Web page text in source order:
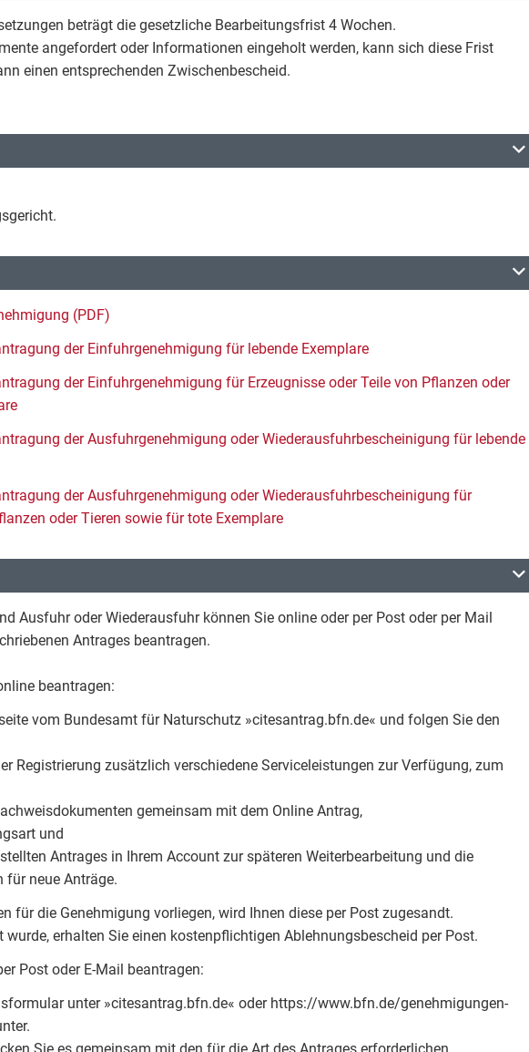
beträgt die gesetzliche Bearbeitungsfrist 4 Wochen.
angefordert oder Informationen eingeholt werden, kann sich diese Frist
einen entsprechenden Zwischenbescheid.
(PDF)
der Einfuhrgenehmigung für lebende Exemplare
der Einfuhrgenehmigung für Erzeugnisse oder Teile von Pflanzen oder
der Ausfuhrgenehmigung oder Wiederausfuhrbescheinigung für lebende
der Ausfuhrgenehmigung oder Wiederausfuhrbescheinigung für
oder Tieren sowie für tote Exemplare
Ausfuhr oder Wiederausfuhr können Sie online oder per Post oder per Mail
Antrages beantragen.
beantragen:
vom Bundesamt für Naturschutz »citesantrag.bfn.de« und folgen Sie den
Registrierung zusätzlich verschiedene Serviceleistungen zur Verfügung, zum
gemeinsam mit dem Online Antrag,
und
Antrages in Ihrem Account zur späteren Weiterbearbeitung und die
für neue Anträge.
für die Genehmigung vorliegen, wird Ihnen diese per Post zugesandt.
wurde, erhalten Sie einen kostenpflichtigen Ablehnungsbescheid per Post.
Post oder E-Mail beantragen:
unter »citesantrag.bfn.de« oder https://www.bfn.de/genehmigungen-